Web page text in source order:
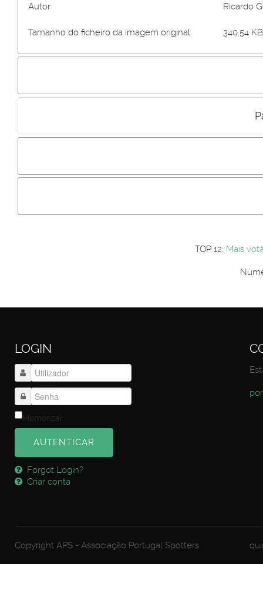
Autor Ricardo
Tamanho do ficheiro da imagem original 340.54
Incluir imagem :
Os
Primeiro autentique-se...
TOP 12: Mais
LOGIN
Memorizar
AUTENTICAR
Forgot Login?
Criar conta
Copyright APS - Associação Portugal Spotters